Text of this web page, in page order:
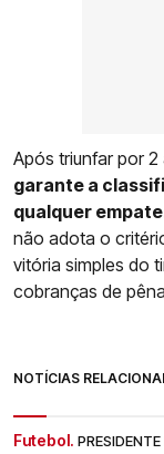
Após triunfar por 2
garante a
qualquer
não adota o
vitória simples do
cobranças de
NOTÍCIAS
Futebol.